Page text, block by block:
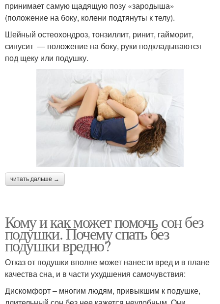
принимает самую щадящую позу «зародыша»
(положение на боку, колени подтянуты к телу).
Шейный остеохондроз, тонзиллит, ринит, гайморит,
синусит — положение на боку, руки подкладываются
под щеку или подушку.
читать дальше →
Кому и как может помочь сон без
подушки. Почему спать без
подушки вредно?
Отказ от подушки вполне может нанести вред и в плане
качества сна, и в части ухудшения самочувствия:
Дискомфорт – многим людям, привыкшим к подушке,